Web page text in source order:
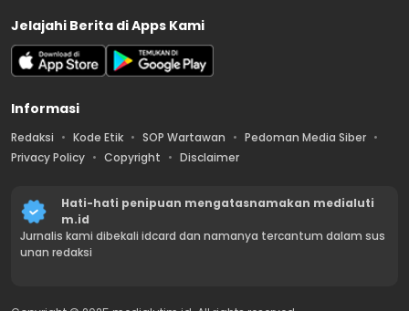
Jelajahi Berita di Apps Kami
Informasi
Redaksi Kode Etik SOP Wartawan
Pedoman Media Siber
Privacy Policy
Copyright Disclaimer
Hati-hati penipuan mengatasnamakan medialuti
m.id
Jurnalis kami dibekali idcard dan namanya tercantum dalam sus
unan redaksi